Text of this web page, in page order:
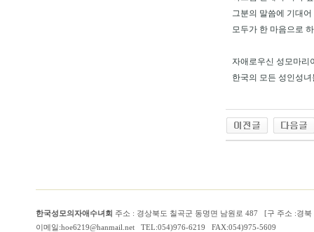
그분의 말씀에 기대
모두가 한 마음으로
자애로우신 성모마리
한국의 모든 성인성
한국성모의자애수녀회 주소 : 경상북도 칠곡군 동명면 남원로 487 [구 주소 :경
이메일:hoe6219@hanmail.net TEL:054)976-6219 FAX:054)975-5609